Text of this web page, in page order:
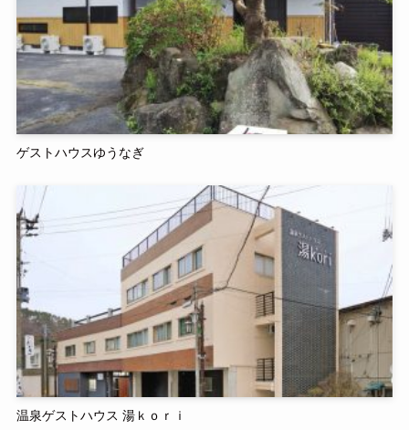
ゲストハウスゆうなぎ
温泉ゲストハウス 湯ｋｏｒｉ